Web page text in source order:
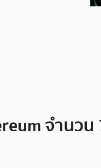
จำนวน